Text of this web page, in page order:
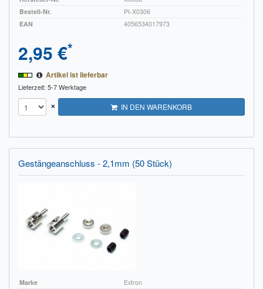
Bestell-Nr.
PI-X0306
EAN
4056534017973
2,95 €*
Artikel ist lieferbar
Lieferzeit: 5-7 Werktage
× IN DEN WARENKORB
Gestängeanschluss - 2,1mm (50 Stück)
Marke
Extron